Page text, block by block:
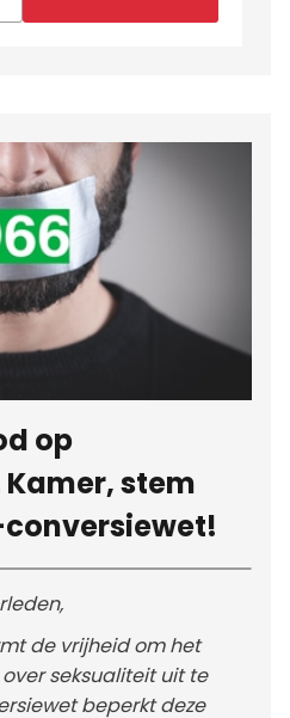
op
stem
de vrijheid om het
seksualiteit uit te
beperkt deze